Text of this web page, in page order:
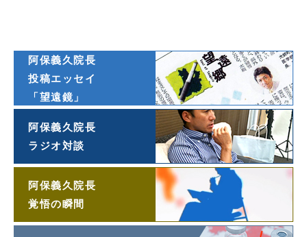
阿保義久院長
投稿エッセイ
「望遠鏡」
阿保義久院長
ラジオ対談
阿保義久院長
覚悟の瞬間